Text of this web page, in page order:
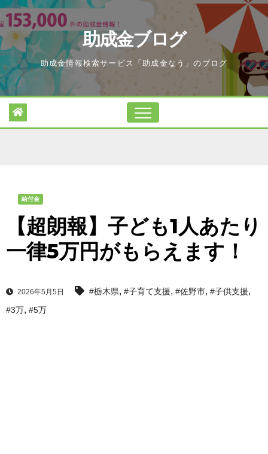
Skip
to
content
助成金ブログ
助成金情報検索サービス「助成金なう」のブログ
給付金
【超朗報】子ども1人あたり
一律5万円がもらえます！
2026年5月5日 #栃木県, #子育て支援, #佐野市, #子供支援,
#3万, #5万